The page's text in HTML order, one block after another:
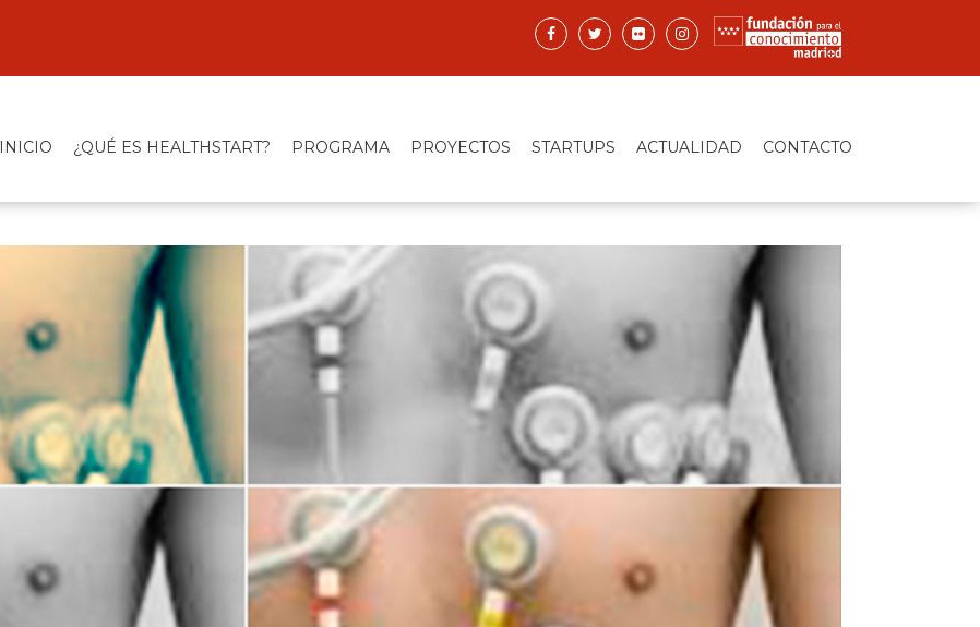
INICIO ¿QUÉ ES HEALTHSTART? PROGRAMA PROYECTOS STARTUPS ACTUALIDAD CONTACTO